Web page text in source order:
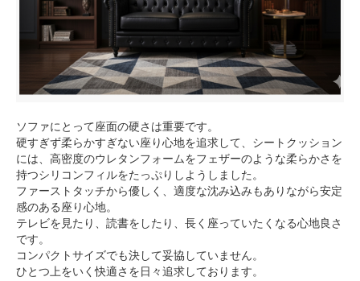
ソファにとって座面の硬さは重要です。
硬すぎず柔らかすぎない座り心地を追求して、シートクッション
には、高密度のウレタンフォームをフェザーのような柔らかさを
持つシリコンフィルをたっぷりしようしました。
ファーストタッチから優しく、適度な沈み込みもありながら安定
感のある座り心地。
テレビを見たり、読書をしたり、長く座っていたくなる心地良さ
です。
コンパクトサイズでも決して妥協していません。
ひとつ上をいく快適さを日々追求しております。